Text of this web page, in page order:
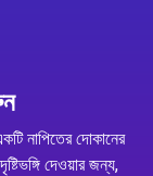
নাপিতের দোকানের
দেওয়ার জন্য,